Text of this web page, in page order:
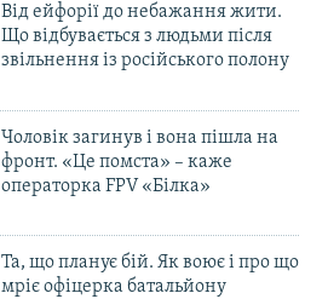
Від ейфорії до небажання жити.
Що відбувається з людьми після
звільнення із російського полону
Чоловік загинув і вона пішла на
фронт. «Це помста» – каже
операторка FPV «Білка»
Та, що планує бій. Як воює і про що
мріє офіцерка батальйону